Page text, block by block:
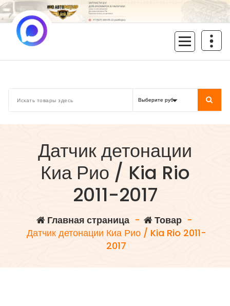
Перейти
к
содержимому
Датчик детонации
Киа Рио / Kia Rio
2011-2017
Главная страница- Товар-
Датчик детонации Киа Рио / Kia Rio 2011-
2017